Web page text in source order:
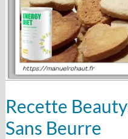
Recette
Sans Beurre